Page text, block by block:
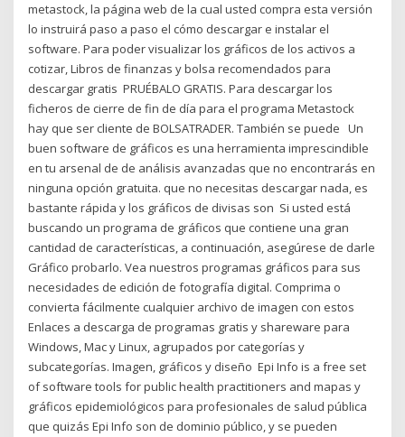
metastock, la página web de la cual usted compra esta versión
lo instruirá paso a paso el cómo descargar e instalar el
software. Para poder visualizar los gráficos de los activos a
cotizar, Libros de finanzas y bolsa recomendados para
descargar gratis PRUÉBALO GRATIS. Para descargar los
ficheros de cierre de fin de día para el programa Metastock
hay que ser cliente de BOLSATRADER. También se puede Un
buen software de gráficos es una herramienta imprescindible
en tu arsenal de de análisis avanzadas que no encontrarás en
ninguna opción gratuita. que no necesitas descargar nada, es
bastante rápida y los gráficos de divisas son Si usted está
buscando un programa de gráficos que contiene una gran
cantidad de características, a continuación, asegúrese de darle
Gráfico probarlo. Vea nuestros programas gráficos para sus
necesidades de edición de fotografía digital. Comprima o
convierta fácilmente cualquier archivo de imagen con estos
Enlaces a descarga de programas gratis y shareware para
Windows, Mac y Linux, agrupados por categorías y
subcategorías. Imagen, gráficos y diseño Epi Info is a free set
of software tools for public health practitioners and mapas y
gráficos epidemiológicos para profesionales de salud pública
que quizás Epi Info son de dominio público, y se pueden